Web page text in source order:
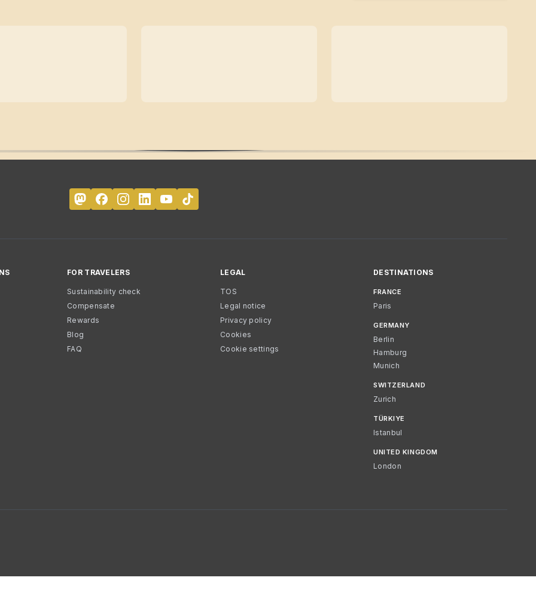
FOR TRAVELERS
Sustainability check
Compensate
Rewards
Blog
FAQ
LEGAL
TOS
Legal notice
Privacy policy
Cookies
Cookie settings
DESTINATIONS
FRANCE
Paris
GERMANY
Berlin
Hamburg
Munich
SWITZERLAND
Zurich
TÜRKIYE
Istanbul
UNITED KINGDOM
London